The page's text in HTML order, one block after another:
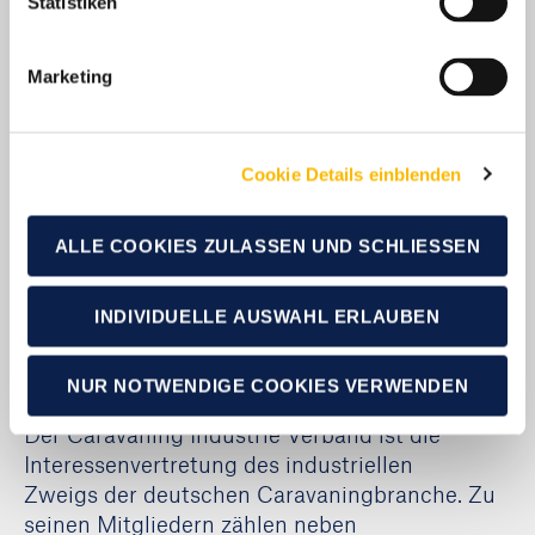
Marketing
Cookie Details einblenden
ALLE COOKIES ZULASSEN UND SCHLIESSEN
INDIVIDUELLE AUSWAHL ERLAUBEN
NUR NOTWENDIGE COOKIES VERWENDEN
Marc Dreckmeier
Leiter Marketing & PR
marc.dreckmeier@civd.de
Daniel Rätz
Tel: 069-704039-28
Fax: 069-704039-24
daniel.raetz@civd.de
Der Caravaning Industrie Verband ist die
Interessenvertretung des industriellen
Zweigs der deutschen Caravaningbranche. Zu
seinen Mitgliedern zählen neben